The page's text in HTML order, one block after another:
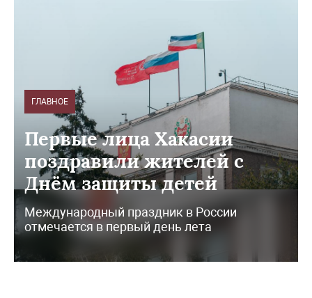
ГЛАВНОЕ
Первые лица Хакасии
поздравили жителей с
Днём защиты детей
Международный праздник в России
отмечается в первый день лета